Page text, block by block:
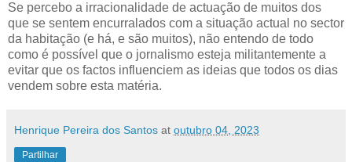
Se percebo a irracionalidade de actuação de muitos dos
que se sentem encurralados com a situação actual no sector
da habitação (e há, e são muitos), não entendo de todo
como é possível que o jornalismo esteja militantemente a
evitar que os factos influenciem as ideias que todos os dias
vendem sobre esta matéria.
Henrique Pereira dos Santos at outubro 04, 2023
Partilhar